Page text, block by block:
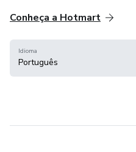
Conheça a Hotmart
Idioma
Português